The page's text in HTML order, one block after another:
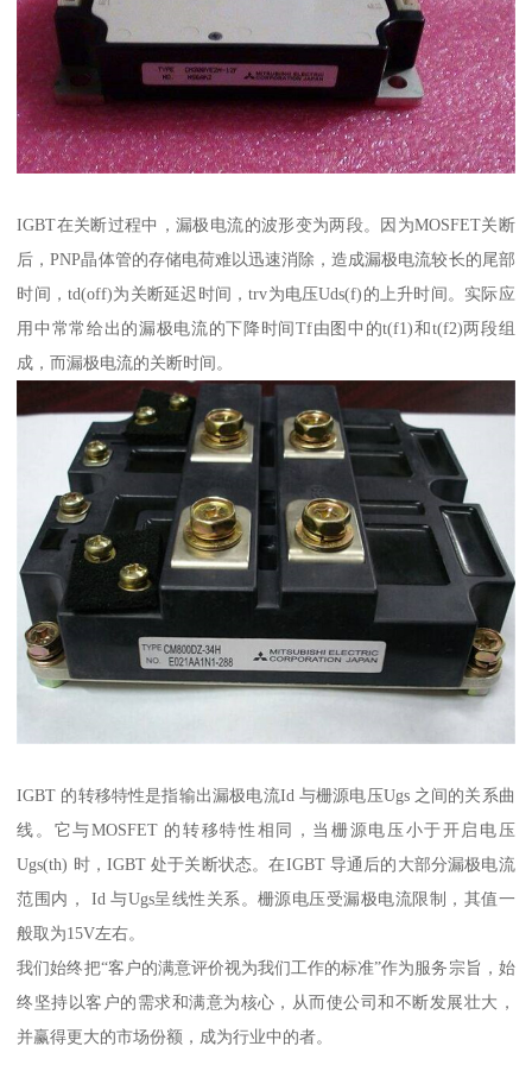
IGBT在关断过程中，漏极电流的波形变为两段。因为MOSFET关断
后，PNP晶体管的存储电荷难以迅速消除，造成漏极电流较长的尾部
时间，td(off)为关断延迟时间，trv为电压Uds(f)的上升时间。实际应
用中常常给出的漏极电流的下降时间Tf由图中的t(f1)和t(f2)两段组
成，而漏极电流的关断时间。
IGBT 的转移特性是指输出漏极电流Id 与栅源电压Ugs 之间的关系曲
线。它与MOSFET 的转移特性相同，当栅源电压小于开启电压
Ugs(th) 时，IGBT 处于关断状态。在IGBT 导通后的大部分漏极电流
范围内， Id 与Ugs呈线性关系。栅源电压受漏极电流限制，其值一
般取为15V左右。
我们始终把“客户的满意评价视为我们工作的标准”作为服务宗旨，始
终坚持以客户的需求和满意为核心，从而使公司和不断发展壮大，
并赢得更大的市场份额，成为行业中的者。